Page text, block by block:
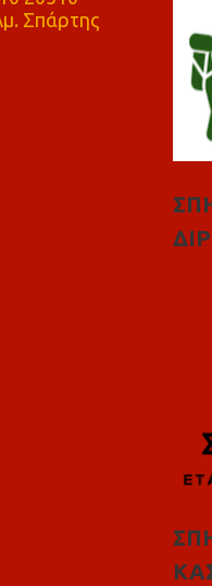
Σπάρτης